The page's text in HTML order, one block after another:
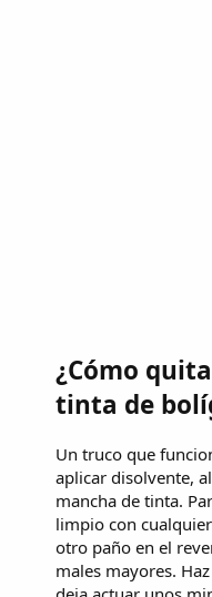
¿Cómo
tinta de
Un truco que
aplicar disolvente,
mancha de tinta.
limpio con
otro paño en el
males mayores.